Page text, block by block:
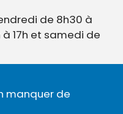
de 8h30 à
à 17h et samedi de
manquer de